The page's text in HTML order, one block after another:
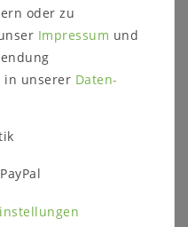
cm
26 cm
oder zu
Impressum und
in unserer Daten­
PayPal